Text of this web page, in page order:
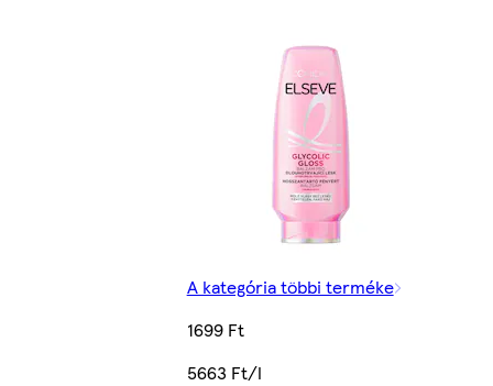
A kategória többi terméke
1699 Ft
5663 Ft/l